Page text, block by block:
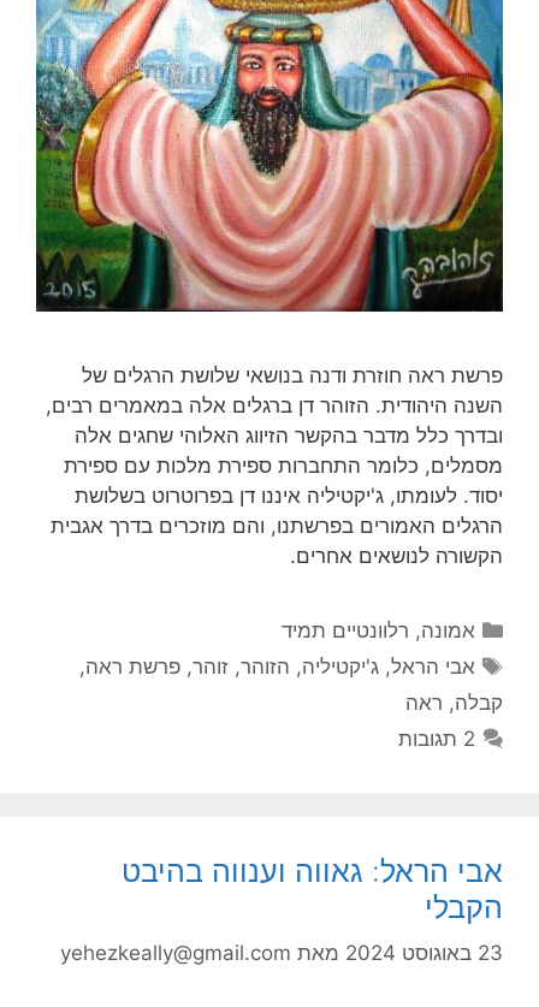
פרשת ראה חוזרת ודנה בנושאי שלושת הרגלים של
השנה היהודית. הזוהר דן ברגלים אלה במאמרים רבים,
ובדרך כלל מדבר בהקשר הזיווג האלוהי שחגים אלה
מסמלים, כלומר התחברות ספירת מלכות עם ספירת
יסוד. לעומתו, ג'יקטיליה איננו דן בפרוטרוט בשלושת
הרגלים האמורים בפרשתנו, והם מוזכרים בדרך אגבית
הקשורה לנושאים אחרים.
קטגוריות
אמונה, רלוונטיים תמיד
תגיות
אבי הראל,ג'יקטיליה, הזוהר,זוהר,פרשת ראה,
קבלה, ראה
2 תגובות
אבי הראל: גאווה וענווה בהיבט
הקבלי
23 באוגוסט 2024 מאת yehezkeally@gmail.com